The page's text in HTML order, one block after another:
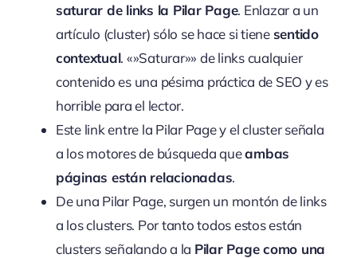
saturar de links la Pilar Page. Enlazar a un
artículo (cluster) sólo se hace si tienesentido
contextual. «»Saturar»» de links cualquier
contenido es una pésima práctica de SEO y es
horrible para el lector.
Este link entre la Pilar Page y el cluster señala
a los motores de búsqueda queambas
páginas están relacionadas.
De una Pilar Page, surgen un montón de links
a los clusters. Por tanto todos estos están
clusters señalando a la Pilar Page como una